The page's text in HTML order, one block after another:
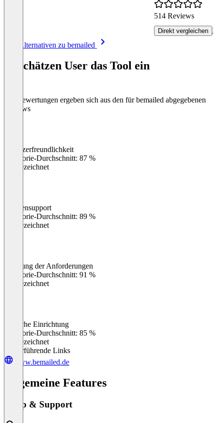
514 Reviews
Direkt vergleichen
Alle Alternativen zu bemailed
So schätzen User das Tool ein
Die Bewertungen ergeben sich aus den für bemailed abgegebenen
Reviews
Benutzerfreundlichkeit
Kategorie-Durchschnitt: 87 %
Ausgezeichnet
Kundensupport
Kategorie-Durchschnitt: 89 %
Ausgezeichnet
Erfüllung der Anforderungen
Kategorie-Durchschnitt: 91 %
Ausgezeichnet
Einfache Einrichtung
Kategorie-Durchschnitt: 85 %
Ausgezeichnet
Weiterführende Links
www.bemailed.de
Allgemeine Features
Setup & Support